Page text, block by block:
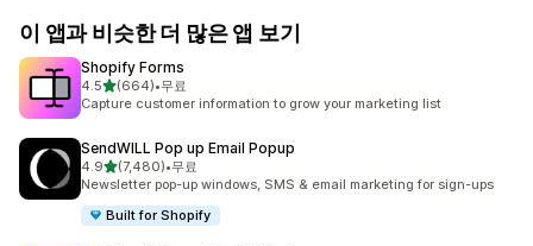
이 앱과 비슷한 더 많은 앱 보기
Shopify Forms
4.5별 5개 중
(664)
총 리뷰 664개
•무료
Capture customer information to grow your marketing list
SendWILL Pop up Email Popup
4.9별 5개 중
(7,480)
총 리뷰 7480개
•무료
Newsletter pop-up windows, SMS & email marketing for sign-ups
Built for Shopify